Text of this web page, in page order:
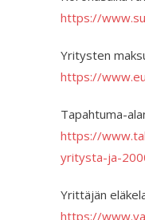
https://
Yritysten
https://
Tapahtuma-
https://
yritysta-ja-
Yrittäjän
https://